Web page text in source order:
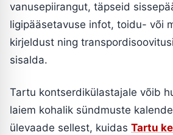
vanusepiirangut, täpseid
ligipääsetavuse infot, toidu- või
kirjeldust ning
sisalda.
Tartu kontserdikülastajale võib
laiem kohalik sündmuste
ülevaade sellest, kuidas Tartu